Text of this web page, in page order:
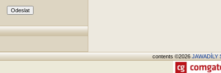
contents ©2026JAWADÍLY